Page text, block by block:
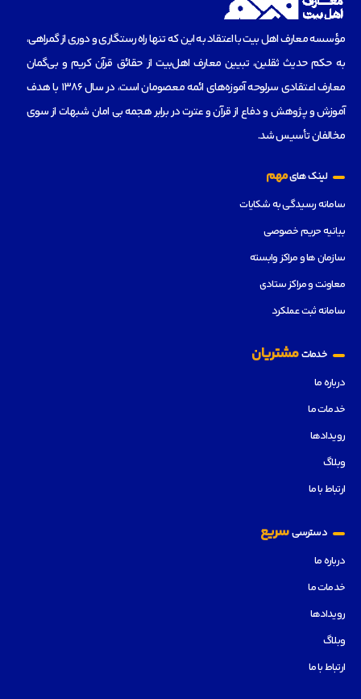
مؤسسه‌ معارف اهل بیت با اعتقاد به این که تنها راه رستگاری و دوری از گمراهی،
به حکم حدیث ثقلین، تبیین معارف اهل‌بیت از حقائق قرآن کریم و بی‌گمان
معارف اعتقادی سرلوحه آموزه‌های ائمه معصومان است، در سال 1386 با هدف
آموزش و پژوهش و دفاع از قرآن و عترت در برابر هجمه بی امان شبهات از سوی
مخالفان تأسیس شد.
لینک هایمهم
سامانه رسیدگی به شکایات
بیانیه حریم خصوصی
سازمان ها و مراکز وابسته
معاونت و مراکز ستادی
سامانه ثبت عملکرد
خدماتمشتریان
درباره ما
خدمات ما
رویدادها
وبلاگ
ارتباط با ما
دسترسیسریع
درباره ما
خدمات ما
رویدادها
وبلاگ
ارتباط با ما